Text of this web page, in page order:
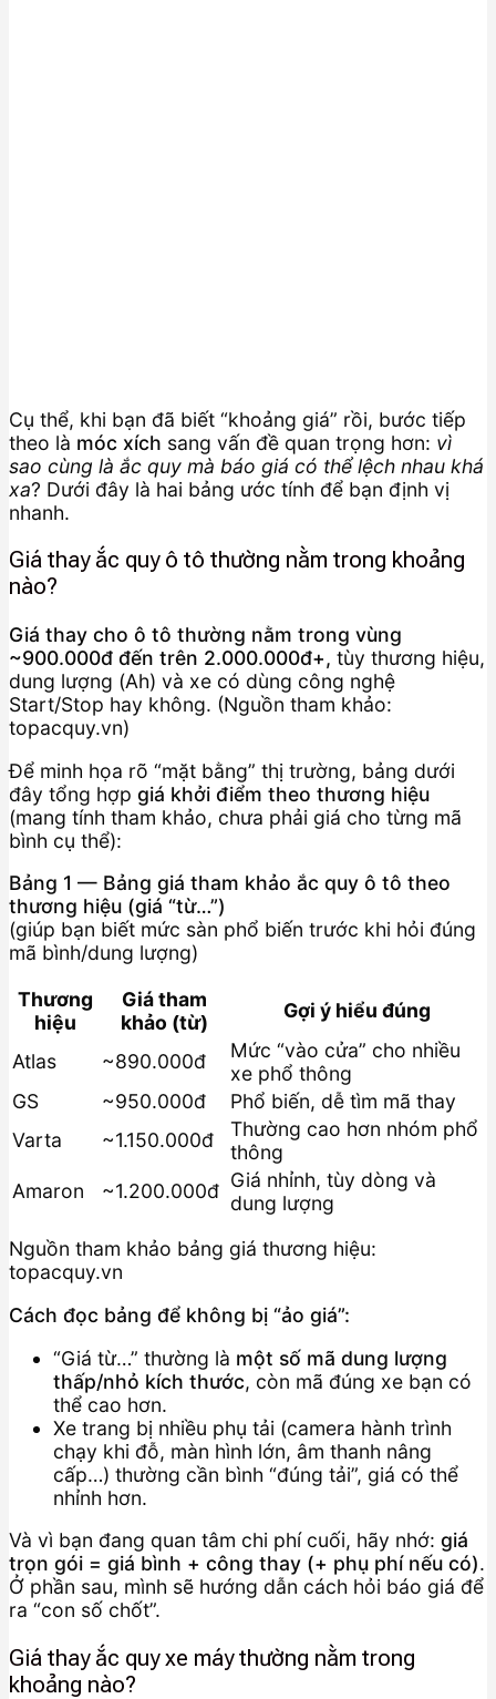
Cụ thể, khi bạn đã biết “khoảng giá” rồi, bước tiếp
theo là móc xích sang vấn đề quan trọng hơn: vì
sao cùng là ắc quy mà báo giá có thể lệch nhau khá
xa? Dưới đây là hai bảng ước tính để bạn định vị
nhanh.
Giá thay ắc quy ô tô thường nằm trong khoảng
nào?
Giá thay cho ô tô thường nằm trong vùng
~900.000đ đến trên 2.000.000đ+, tùy thương hiệu,
dung lượng (Ah) và xe có dùng công nghệ
Start/Stop hay không. (Nguồn tham khảo:
topacquy.vn)
Để minh họa rõ “mặt bằng” thị trường, bảng dưới
đây tổng hợp giá khởi điểm theo thương hiệu
(mang tính tham khảo, chưa phải giá cho từng mã
bình cụ thể):
Bảng 1 — Bảng giá tham khảo ắc quy ô tô theo
thương hiệu (giá “từ…”)
(giúp bạn biết mức sàn phổ biến trước khi hỏi đúng
mã bình/dung lượng)
Thương
hiệu
Giá tham
khảo (từ)
Gợi ý hiểu đúng
Atlas ~890.000đ
Mức “vào cửa” cho nhiều
xe phổ thông
GS
~950.000đ
Phổ biến, dễ tìm mã thay
Varta
~1.150.000đ
Thường cao hơn nhóm phổ
thông
Amaron
~1.200.000đ Giá nhỉnh, tùy dòng và
dung lượng
Nguồn tham khảo bảng giá thương hiệu:
topacquy.vn
Cách đọc bảng để không bị “ảo giá”:
“Giá từ…” thường là một số mã dung lượng
thấp/nhỏ kích thước, còn mã đúng xe bạn có
thể cao hơn.
Xe trang bị nhiều phụ tải (camera hành trình
chạy khi đỗ, màn hình lớn, âm thanh nâng
cấp…) thường cần bình “đúng tải”, giá có thể
nhỉnh hơn.
Và vì bạn đang quan tâm chi phí cuối, hãy nhớ: giá
trọn gói = giá bình + công thay (+ phụ phí nếu có).
Ở phần sau, mình sẽ hướng dẫn cách hỏi báo giá để
ra “con số chốt”.
Giá thay ắc quy xe máy thường nằm trong
khoảng nào?